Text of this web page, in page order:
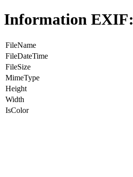
Information EXIF:
FileName
FileDateTime
FileSize
MimeType
Height
Width
IsColor